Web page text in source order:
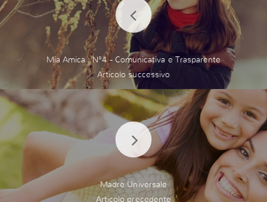
Mia Amica : N°4 - Comunicativa e Trasparente
Madre Universale